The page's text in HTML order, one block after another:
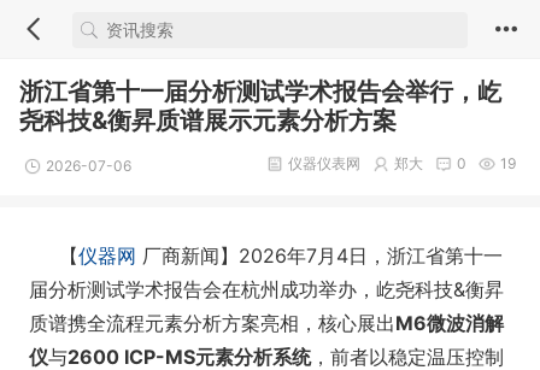
浙江省第十一届分析测试学术报告会举行，屹
尧科技&衡昇质谱展示元素分析方案
2026-07-06 19
0
郑大
仪器仪表网
【仪器网 厂商新闻】2026年7月4日，浙江省第十一
届分析测试学术报告会在杭州成功举办，屹尧科技&衡昇
质谱携全流程元素分析方案亮相，核心展出M6微波消解
仪与2600 ICP-MS元素分析系统，前者以稳定温压控制